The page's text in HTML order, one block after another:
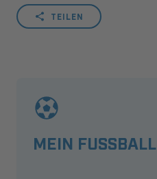
TEILEN
MEIN FUSSBALL